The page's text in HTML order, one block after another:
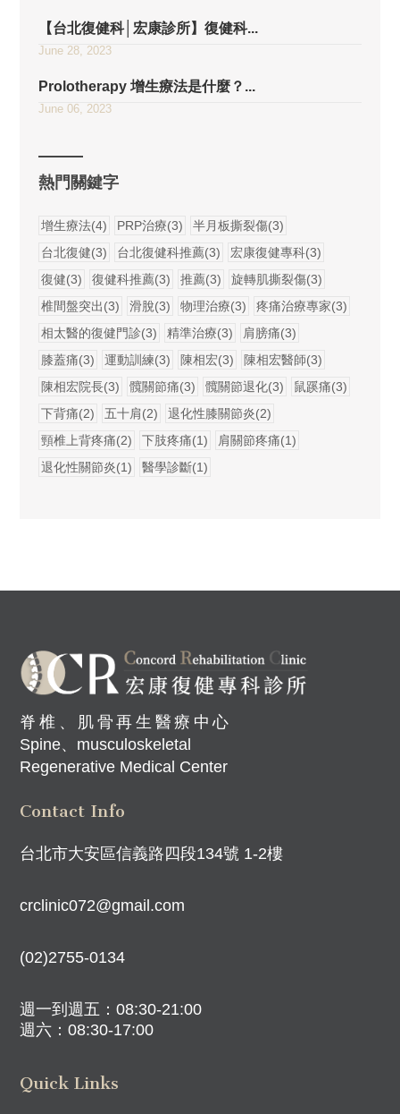
【台北復健科│宏康診所】復健科...
June 28, 2023
Prolotherapy 增生療法是什麼？...
June 06, 2023
熱門關鍵字
增生療法(4) PRP治療(3)
半月板撕裂傷(3)
台北復健(3)
台北復健科推薦(3)
宏康復健專科(3)
復健(3)
復健科推薦(3) 推薦(3)
旋轉肌撕裂傷(3)
椎間盤突出(3)
滑脫(3) 物理治療(3)
疼痛治療專家(3)
相太醫的復健門診(3)
精準治療(3)
肩膀痛(3)
膝蓋痛(3)
運動訓練(3) 陳相宏(3)
陳相宏醫師(3)
陳相宏院長(3)
髖關節痛(3) 髖關節退化(3)
鼠蹊痛(3)
下背痛(2)
五十肩(2)
退化性膝關節炎(2)
頸椎上背疼痛(2)
下肢疼痛(1)
肩關節疼痛(1)
退化性關節炎(1)
醫學診斷(1)
脊椎、肌骨再生醫療中心
Spine、musculoskeletal
Regenerative Medical Center
Contact Info
台北市大安區信義路四段134號 1-2樓
crclinic072@gmail.com
(02)2755-0134
週一到週五：08:30-21:00
週六：08:30-17:00
Quick Links